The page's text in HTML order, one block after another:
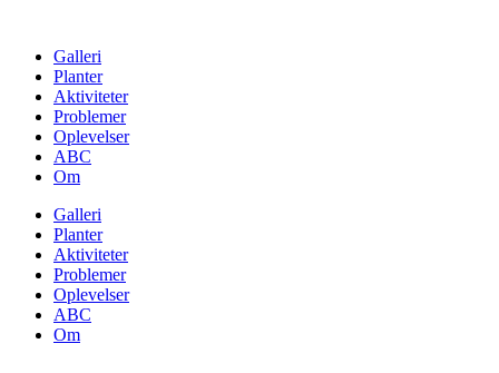
contentGalleri
Planter
Aktiviteter
Problemer
Oplevelser
ABC
Om
Galleri
Planter
Aktiviteter
Problemer
Oplevelser
ABC
Om